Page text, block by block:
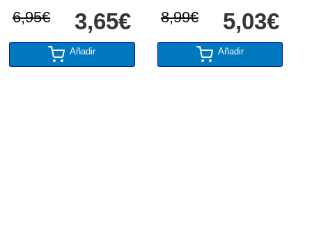
6,95€ 3,65€
Añadir
8,99€ 5,03€
Añadir